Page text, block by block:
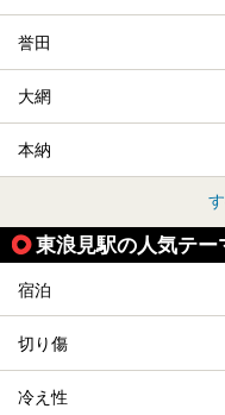
誉田
大網
本納
東浪見駅の人気テー
宿泊
切り傷
冷え性